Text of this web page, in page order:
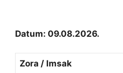
Datum: 09.08.2026.
Zora / Imsak